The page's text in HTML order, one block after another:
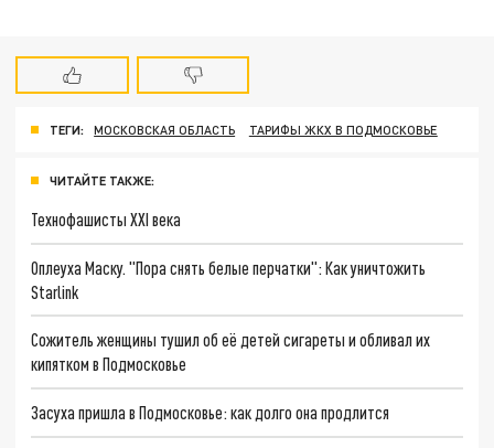
ТЕГИ: МОСКОВСКАЯ ОБЛАСТЬ ТАРИФЫ ЖКХ В ПОДМОСКОВЬЕ
ЧИТАЙТЕ ТАКЖЕ:
Технофашисты XXI века
Оплеуха Маску. "Пора снять белые перчатки": Как уничтожить
Starlink
Сожитель женщины тушил об её детей сигареты и обливал их
кипятком в Подмосковье
Засуха пришла в Подмосковье: как долго она продлится